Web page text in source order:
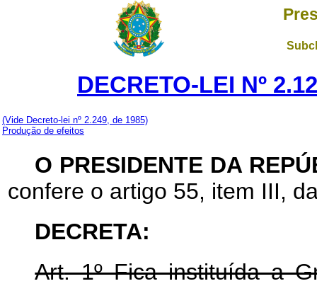
DECRETO-LEI Nº
(Vide Decreto-lei nº 2.249, de 1985)
Produção de efeitos
O PRESIDENTE DA
confere o artigo 55, item III,
DECRETA:
Art. 1º Fica instituída a